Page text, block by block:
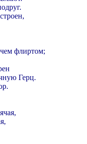
флиртом;
Герц.